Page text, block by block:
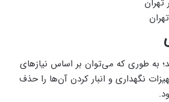
به طوری که می‌توان بر اساس نیازهای
نگهداری و انبار کردن آن‌ها را حذف